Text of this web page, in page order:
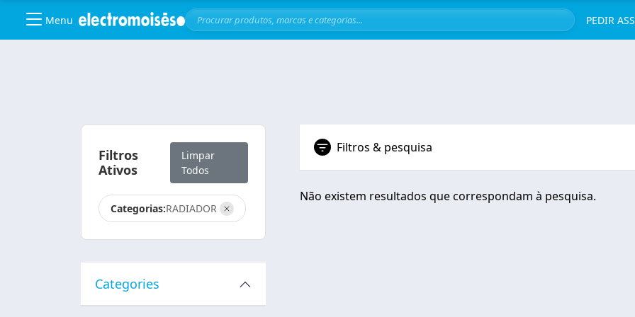
Menu PEDIR
Filtros & pesquisa
Não existem resultados que correspondam à pesquisa.
Filtros
Ativos
Limpar
Todos
Categorias:RADIADOR
Categories